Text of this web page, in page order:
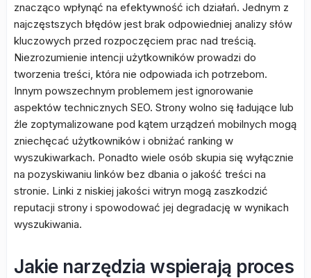
znacząco wpłynąć na efektywność ich działań. Jednym z
najczęstszych błędów jest brak odpowiedniej analizy słów
kluczowych przed rozpoczęciem prac nad treścią.
Niezrozumienie intencji użytkowników prowadzi do
tworzenia treści, która nie odpowiada ich potrzebom.
Innym powszechnym problemem jest ignorowanie
aspektów technicznych SEO. Strony wolno się ładujące lub
źle zoptymalizowane pod kątem urządzeń mobilnych mogą
zniechęcać użytkowników i obniżać ranking w
wyszukiwarkach. Ponadto wiele osób skupia się wyłącznie
na pozyskiwaniu linków bez dbania o jakość treści na
stronie. Linki z niskiej jakości witryn mogą zaszkodzić
reputacji strony i spowodować jej degradację w wynikach
wyszukiwania.
Jakie narzędzia wspierają proces